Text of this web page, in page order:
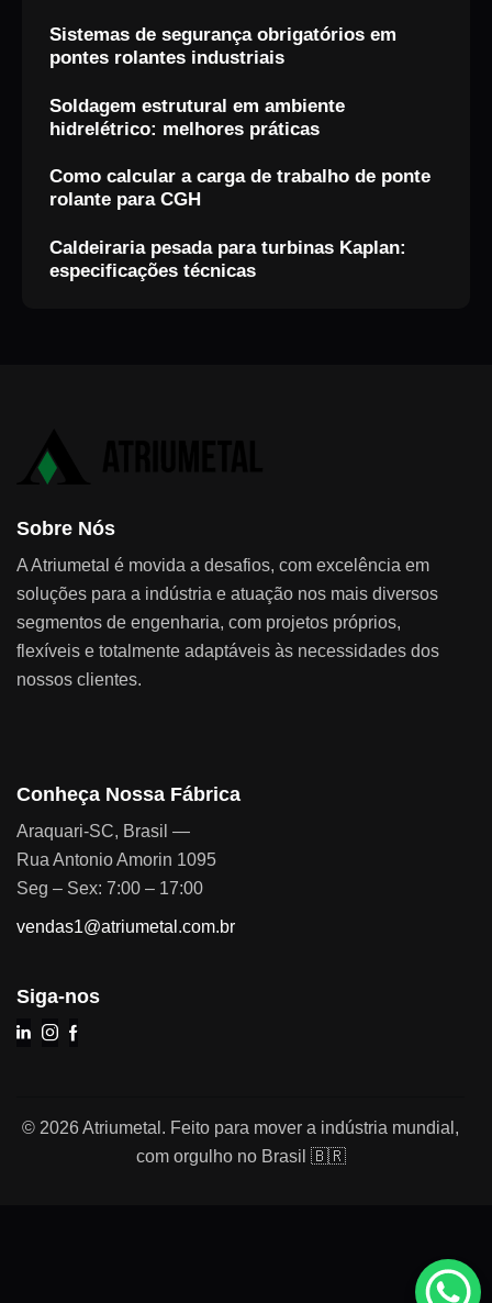
Sistemas de segurança obrigatórios em
pontes rolantes industriais
Soldagem estrutural em ambiente
hidrelétrico: melhores práticas
Como calcular a carga de trabalho de ponte
rolante para CGH
Caldeiraria pesada para turbinas Kaplan:
especificações técnicas
Sobre Nós
A Atriumetal é movida a desafios, com excelência em
soluções para a indústria e atuação nos mais diversos
segmentos de engenharia, com projetos próprios,
flexíveis e totalmente adaptáveis às necessidades dos
nossos clientes.
Conheça Nossa Fábrica
Araquari-SC, Brasil —
Rua Antonio Amorin 1095
Seg – Sex: 7:00 – 17:00
vendas1@atriumetal.com.br
Siga-nos
© 2026 Atriumetal. Feito para mover a indústria mundial,
com orgulho no Brasil 🇧🇷